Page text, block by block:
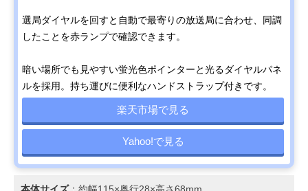
選局ダイヤルを回すと自動で最寄りの放送局に合わせ、同調
したことを赤ランプで確認できます。
暗い場所でも見やすい蛍光色ポインターと光るダイヤルパネ
ルを採用。持ち運びに便利なハンドストラップ付きです。
楽天市場で見る
Yahoo!で見る
本体サイズ：約幅115×奥行28×高さ68mm